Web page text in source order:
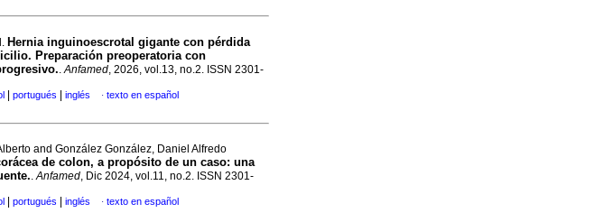
Hernia inguinoescrotal gigante con pérdida
Preparación preoperatoria con
.Anfamed, 2026, vol.13, no.2. ISSN 2301-
portugués inglés · texto en español
and González González, Daniel Alfredo
de colon, a propósito de un caso: una
.Anfamed, Dic 2024, vol.11, no.2. ISSN 2301-
portugués inglés · texto en español